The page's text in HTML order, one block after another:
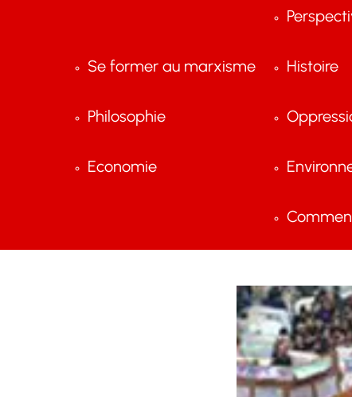
Se former au marxisme
Philosophie
Economie
Histoire